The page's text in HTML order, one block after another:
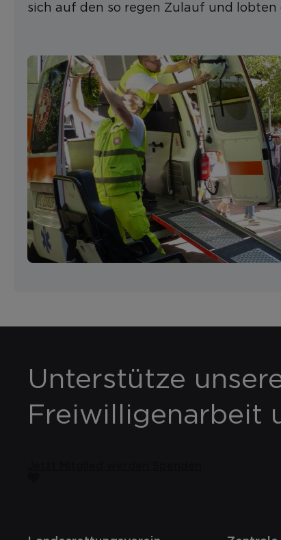
sich auf den so regen Zulauf und
Unterstütze
Freiwilligenarbeit